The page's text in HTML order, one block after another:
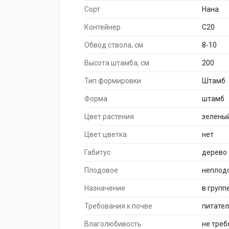
Сорт Нана
Контейнер C20
Обвод ствола, см 8-10
Высота штамба, см 200
Тип формировки Штамб
Форма штамб
Цвет растения
Цвет цветка нет
Габитус дерево
Плодовое
Назначение в
Требования к почве
Влаголюбивость не